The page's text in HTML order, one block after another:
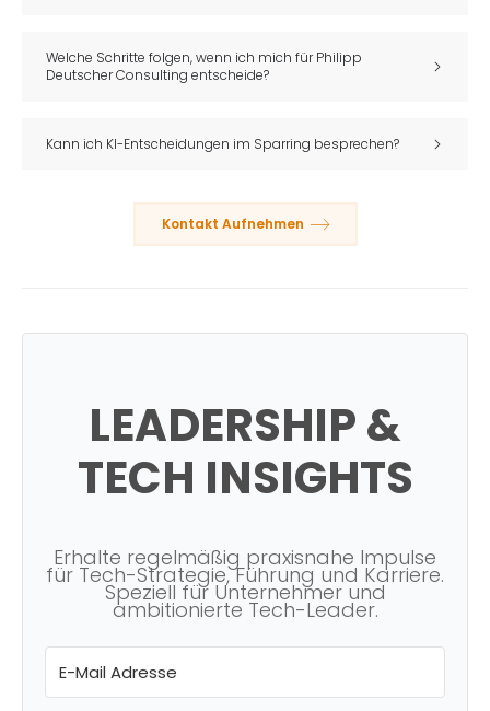
Welche Schritte folgen, wenn ich mich für Philipp
Deutscher Consulting entscheide?
Kann ich KI-Entscheidungen im Sparring besprechen?
Kontakt Aufnehmen
LEADERSHIP &
TECH INSIGHTS
Erhalte regelmäßig praxisnahe Impulse
für Tech-Strategie, Führung und Karriere.
Speziell für Unternehmer und
ambitionierte Tech-Leader.